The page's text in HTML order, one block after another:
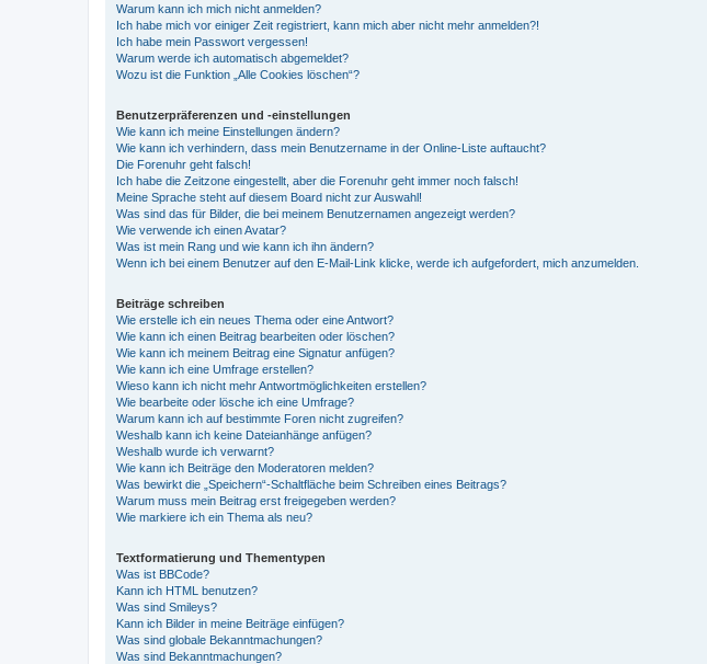
Warum kann ich mich nicht anmelden?
Ich habe mich vor einiger Zeit registriert, kann mich aber nicht mehr anmelden?!
Ich habe mein Passwort vergessen!
Warum werde ich automatisch abgemeldet?
Wozu ist die Funktion „Alle Cookies löschen“?
Benutzerpräferenzen und -einstellungen
Wie kann ich meine Einstellungen ändern?
Wie kann ich verhindern, dass mein Benutzername in der Online-Liste auftaucht?
Die Forenuhr geht falsch!
Ich habe die Zeitzone eingestellt, aber die Forenuhr geht immer noch falsch!
Meine Sprache steht auf diesem Board nicht zur Auswahl!
Was sind das für Bilder, die bei meinem Benutzernamen angezeigt werden?
Wie verwende ich einen Avatar?
Was ist mein Rang und wie kann ich ihn ändern?
Wenn ich bei einem Benutzer auf den E-Mail-Link klicke, werde ich aufgefordert, mich anzumelden.
Beiträge schreiben
Wie erstelle ich ein neues Thema oder eine Antwort?
Wie kann ich einen Beitrag bearbeiten oder löschen?
Wie kann ich meinem Beitrag eine Signatur anfügen?
Wie kann ich eine Umfrage erstellen?
Wieso kann ich nicht mehr Antwortmöglichkeiten erstellen?
Wie bearbeite oder lösche ich eine Umfrage?
Warum kann ich auf bestimmte Foren nicht zugreifen?
Weshalb kann ich keine Dateianhänge anfügen?
Weshalb wurde ich verwarnt?
Wie kann ich Beiträge den Moderatoren melden?
Was bewirkt die „Speichern“-Schaltfläche beim Schreiben eines Beitrags?
Warum muss mein Beitrag erst freigegeben werden?
Wie markiere ich ein Thema als neu?
Textformatierung und Thementypen
Was ist BBCode?
Kann ich HTML benutzen?
Was sind Smileys?
Kann ich Bilder in meine Beiträge einfügen?
Was sind globale Bekanntmachungen?
Was sind Bekanntmachungen?